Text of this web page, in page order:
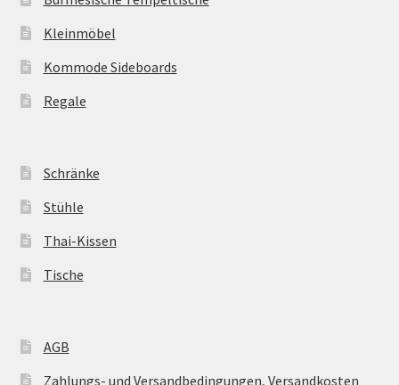
Kleinmöbel
Kommode Sideboards
Regale
Schränke
Stühle
Thai-Kissen
Tische
AGB
Zahlungs- und Versandbedingungen, Versandkosten